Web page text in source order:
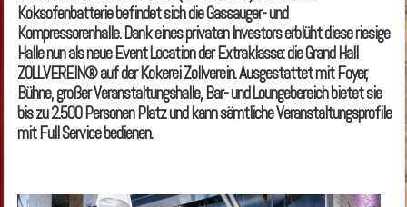
Koksofenbatterie befindet sich die Gassauger- und
Kompressorenhalle. Dank eines privaten Investors erblüht diese riesige
Halle nun als neue Event Location der Extraklasse: die Grand Hall
ZOLLVEREIN® auf der Kokerei Zollverein. Ausgestattet mit Foyer,
Bühne, großer Veranstaltungshalle, Bar- und Loungebereich bietet sie
bis zu 2.500 Personen Platz und kann sämtliche Veranstaltungsprofile
mit Full Service bedienen.